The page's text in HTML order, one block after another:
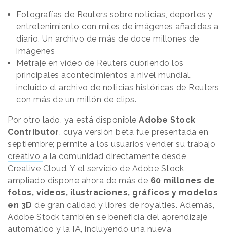
Fotografías de Reuters sobre noticias, deportes y
entretenimiento con miles de imágenes añadidas a
diario. Un archivo de más de doce millones de
imágenes
Metraje en vídeo de Reuters cubriendo los
principales acontecimientos a nivel mundial,
incluido el archivo de noticias históricas de Reuters
con más de un millón de clips.
Por otro lado, ya está disponible Adobe Stock
Contributor, cuya versión beta fue presentada en
septiembre; permite a los usuarios vender su trabajo
creativo a la comunidad directamente desde
Creative Cloud. Y el servicio de Adobe Stock
ampliado dispone ahora de más de 60 millones de
fotos, vídeos, ilustraciones, gráficos y modelos
en 3D de gran calidad y libres de royalties. Además,
Adobe Stock también se beneficia del aprendizaje
automático y la IA, incluyendo una nueva